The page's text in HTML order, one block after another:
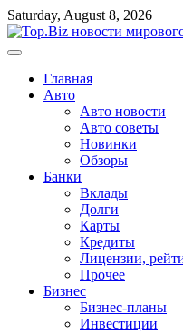
Перейти
к
содержимому
Saturday, August 8, 2026
Главная
Авто
Авто новости
Авто советы
Новинки
Обзоры
Банки
Вклады
Долги
Карты
Кредиты
Лицензии,
Прочее
Бизнес
Бизнес-планы
Инвестиции